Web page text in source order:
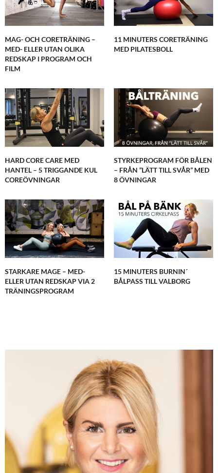
MAG- OCH CORETRÄNING –
MED- ELLER UTAN OLIKA
REDSKAP I PROGRAM OCH
FILM
11 MINUTERS CORETRÄNING
MED PILATESBOLL
HARD CORE CARE MED
HANTEL – 5 TRIGGANDE KUL
COREÖVNINGAR
STYRKEPROGRAM FÖR BÅLEN
– FRÅN ”LÄTT TILL SVÅR” MED
8 ÖVNINGAR
STARKARE MAGE – MED-
ELLER UTAN REDSKAP VIA 2
TRÄNINGSPROGRAM
15 MINUTERS BURNIN´
BÅLPASS TILL VALBORG